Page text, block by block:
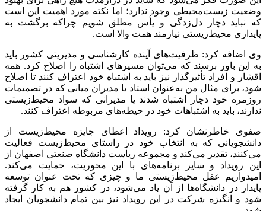
وضعیت زیست‌محیطی وجود ندارد؛ اما نکته مورد اهمیت این است
که نباید دچار دل‌زدگی و یأس مطلق شویم چراکه برگشت به
پایداری محیط‌زیستی نیازمند همت والا است.
وی اضافه کرد: ظرفیت‌های آینده کارشناسی و مدیریتی کشور باید
به این باور برسند که می‌توان مسیرهای اشتباه را اصلاح کرد. همه
اقشار و افراد تأثیرگذار نیز باید به اشتباه خود اعتراف کنند تا اصلاح
شود، برای مثال من به‌عنوان استاد یا مدیران میانی که در تصمیمات
روزمره خود دچار اشتباه شدند یا مدیرانی که سواد محیط‌زیستی
ندارند، باید به اشتباهات خود در حیطه‌های مربوطه اعتراف کنند.
صفوی خاطرنشان کرد: رویداد اعطای جایزه محیط‌زیست از
دانشجویانی که به انتخاب خود در راستای محیط‌زیست فعالیت
می‌کنند، تقدیر می‌کند و مجموعه ریاست دانشگاه صنعتی اصفهان از
این رویداد و سایر برنامه‌های با این محوریت، حمایت می‌کند.
امیدواریم عقل محیط‌زیستی ما و چیزی که تحت عنوان توسعه
پایدار در دانشگاه‌ها از آن یاد می‌شود، در کشور هم به کار گرفته
شود و انگیزه شرکت در این رویداد نیز بین تمام دانشجویان ایجاد